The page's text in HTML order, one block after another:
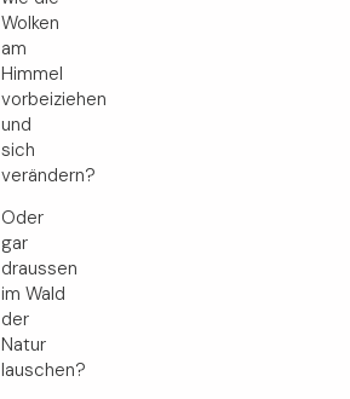
Wolken
am
Himmel
vorbeiziehen
und
sich
verändern?
Oder
gar
draussen
im Wald
der
Natur
lauschen?